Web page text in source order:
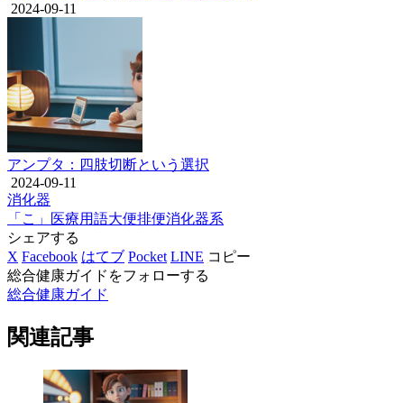
2024-09-11
アンプタ：四肢切断という選択
2024-09-11
消化器
「こ」
医療用語大便排便消化器系
シェアする
X Facebook はてブ Pocket LINE コピー
総合健康ガイドをフォローする
総合健康ガイド
関連記事